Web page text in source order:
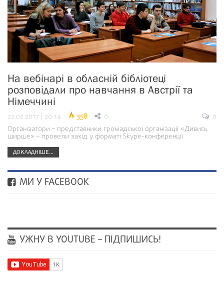
На вебінарі в обласній бібліотеці
розповідали про навчання в Австрії та
Німеччині
22.02.2017 | 20:14 358 0
0
Організатори – представники громадської організації «Дивись
ширше» – провели захід у форматі Skype-конференції
ДОКЛАДНІШЕ...
МИ У FACEBOOK
УЖНУ В YOUTUBE – ПІДПИШИСЬ!